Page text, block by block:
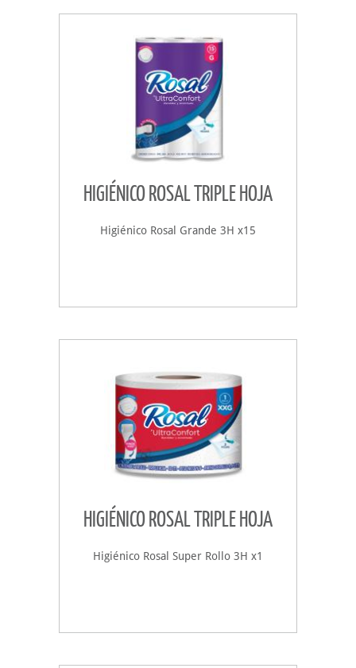
HIGIÉNICO ROSAL TRIPLE HOJA
Higiénico Rosal Grande 3H x15
HIGIÉNICO ROSAL TRIPLE HOJA
Higiénico Rosal Super Rollo 3H x1